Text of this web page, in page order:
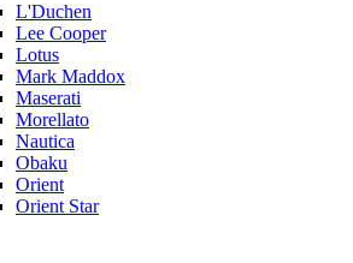
L'Duchen
Lee Cooper
Lotus
Mark Maddox
Maserati
Morellato
Nautica
Obaku
Orient
Orient Star